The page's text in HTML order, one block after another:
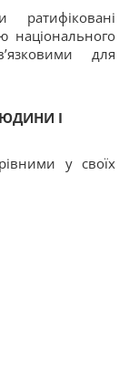
національного
для
І
у своїх